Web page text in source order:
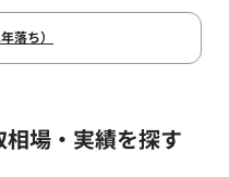
落ち）
場・実績を探す